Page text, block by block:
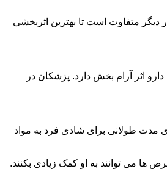
دیگر متفاوت است تا بهترین اثربخشی
اثر آرام بخش دارد. پزشکان در
مدت طولانی برای شادی فرد به مواد
ها می توانند به او کمک زیادی بکنند.